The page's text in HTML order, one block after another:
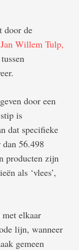
door de
Jan Willem Tulp,
door een
is
dat specifieke
56.498
producten zijn
als ‘vlees’,
elkaar
lijn, wanneer
gemeen